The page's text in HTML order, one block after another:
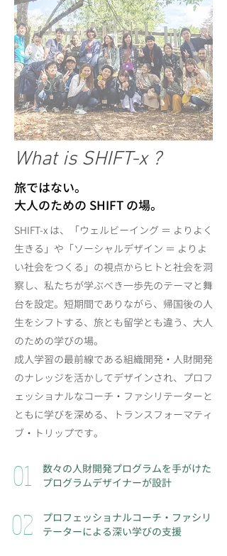
What is SHIFT-x ?
旅ではない。
大人のための SHIFT の場。
SHIFT-x は、「ウェルビーイング ＝ よりよく
生きる」や「ソーシャルデザイン ＝ よりよ
い社会をつくる」の視点からヒトと社会を洞
察し、私たちが学ぶべき一歩先のテーマと舞
台を設定。短期間でありながら、帰国後の人
生をシフトする、旅とも留学とも違う、大人
のための学びの場。
成人学習の最前線である組織開発・人財開発
のナレッジを活かしてデザイ ンされ、プロフ
ェッショナルなコーチ・ファシリテーターと
ともに学びを深める、トランスフォーマティ
ブ・トリップです。
01
数々の人財開発プログラムを手がけた
プログラムデザイナーが設計
02
プロフェッショナルコーチ・ファシリ
テーターによる深い学びの支援